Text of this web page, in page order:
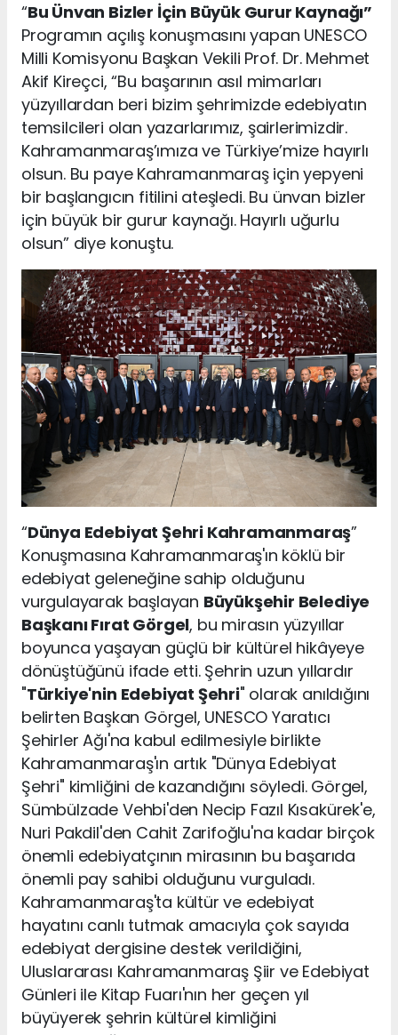
“Bu Ünvan Bizler İçin Büyük Gurur Kaynağı”
Programın açılış konuşmasını yapan UNESCO
Milli Komisyonu Başkan Vekili Prof. Dr. Mehmet
Akif Kireçci, “Bu başarının asıl mimarları
yüzyıllardan beri bizim şehrimizde edebiyatın
temsilcileri olan yazarlarımız, şairlerimizdir.
Kahramanmaraş’ımıza ve Türkiye’mize hayırlı
olsun. Bu paye Kahramanmaraş için yepyeni
bir başlangıcın fitilini ateşledi. Bu ünvan bizler
için büyük bir gurur kaynağı. Hayırlı uğurlu
olsun” diye konuştu.
“Dünya Edebiyat Şehri Kahramanmaraş”
Konuşmasına Kahramanmaraş'ın köklü bir
edebiyat geleneğine sahip olduğunu
vurgulayarak başlayan Büyükşehir Belediye
Başkanı Fırat Görgel, bu mirasın yüzyıllar
boyunca yaşayan güçlü bir kültürel hikâyeye
dönüştüğünü ifade etti. Şehrin uzun yıllardır
"Türkiye'nin Edebiyat Şehri" olarak anıldığını
belirten Başkan Görgel, UNESCO Yaratıcı
Şehirler Ağı'na kabul edilmesiyle birlikte
Kahramanmaraş'ın artık "Dünya Edebiyat
Şehri" kimliğini de kazandığını söyledi. Görgel,
Sümbülzade Vehbi'den Necip Fazıl Kısakürek'e,
Nuri Pakdil'den Cahit Zarifoğlu'na kadar birçok
önemli edebiyatçının mirasının bu başarıda
önemli pay sahibi olduğunu vurguladı.
Kahramanmaraş'ta kültür ve edebiyat
hayatını canlı tutmak amacıyla çok sayıda
edebiyat dergisine destek verildiğini,
Uluslararası Kahramanmaraş Şiir ve Edebiyat
Günleri ile Kitap Fuarı'nın her geçen yıl
büyüyerek şehrin kültürel kimliğini